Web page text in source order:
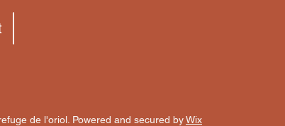
de l'oriol. Powered and secured byWix